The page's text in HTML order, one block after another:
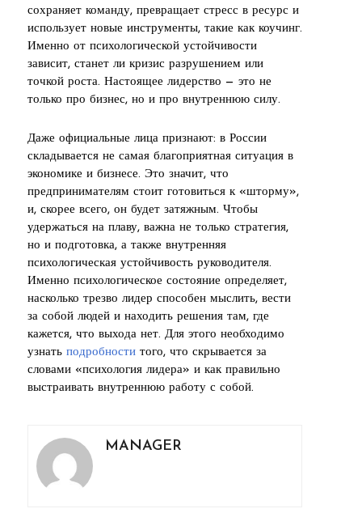
сохраняет команду, превращает стресс в ресурс и
использует новые инструменты, такие как коучинг.
Именно от психологической устойчивости
зависит, станет ли кризис разрушением или
точкой роста. Настоящее лидерство — это не
только про бизнес, но и про внутреннюю силу.
Даже официальные лица признают: в России
складывается не самая благоприятная ситуация в
экономике и бизнесе. Это значит, что
предпринимателям стоит готовиться к «шторму»,
и, скорее всего, он будет затяжным. Чтобы
удержаться на плаву, важна не только стратегия,
но и подготовка, а также внутренняя
психологическая устойчивость руководителя.
Именно психологическое состояние определяет,
насколько трезво лидер способен мыслить, вести
за собой людей и находить решения там, где
кажется, что выхода нет. Для этого необходимо
узнать подробности того, что скрывается за
словами «психология лидера» и как правильно
выстраивать внутреннюю работу с собой.
MANAGER